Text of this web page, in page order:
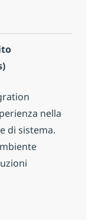
Analyst in
nella
di sistema.
in ambito